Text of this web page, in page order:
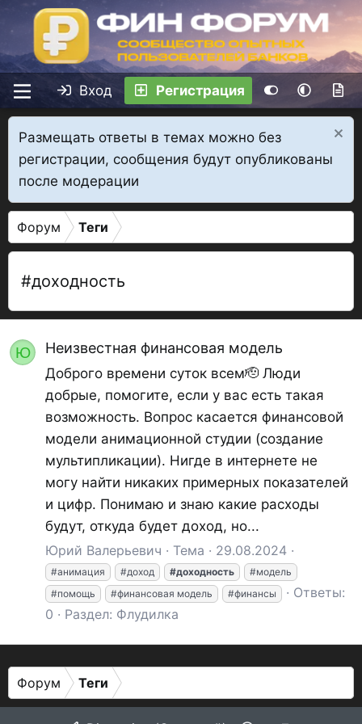
Вход Регистрация
Размещать ответы в темах можно без
регистрации, сообщения будут опубликованы
после модерации
Форум Теги
#доходность
Ю Неизвестная финансовая модель
Доброго времени суток всем🫡 Люди
добрые, помогите, если у вас есть такая
возможность. Вопрос касается финансовой
модели анимационной студии (создание
мультипликации). Нигде в интернете не
могу найти никаких примерных показателей
и цифр. Понимаю и знаю какие расходы
будут, откуда будет доход, но...
Юрий Валерьевич
Тема 29.08.2024
#анимация #доход #доходность
#модель
#помощь
#финансовая модель #финансы
Ответы:
0
Раздел: Флудилка
Форум Теги